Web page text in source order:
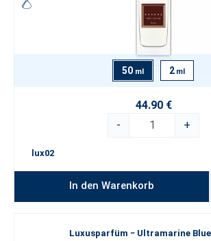
50 ml 2 ml
44.90 €
-
+
lux02
In den Warenkorb
Luxusparfüm − Ultramarine